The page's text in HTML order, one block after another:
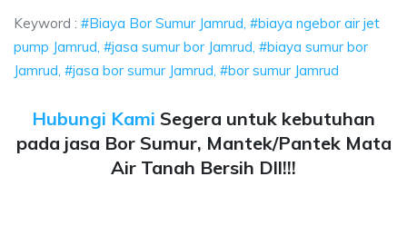
Keyword : #Biaya Bor Sumur Jamrud, #biaya ngebor air jet
pump Jamrud, #jasa sumur bor Jamrud, #biaya sumur bor
Jamrud, #jasa bor sumur Jamrud, #bor sumur Jamrud
Hubungi Kami Segera untuk kebutuhan
pada jasa Bor Sumur, Mantek/Pantek Mata
Air Tanah Bersih Dll!!!